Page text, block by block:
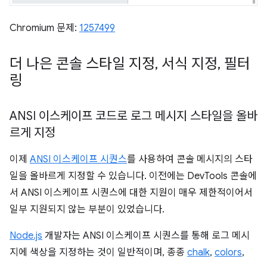
Chromium 문제: 1257499
더 나은 콘솔 스타일 지정, 서식 지정, 필터
링
ANSI 이스케이프 코드로 로그 메시지 스타일을 올바
르게 지정
이제 ANSI 이스케이프 시퀀스를 사용하여 콘솔 메시지의 스타
일을 올바르게 지정할 수 있습니다. 이전에는 DevTools 콘솔에
서 ANSI 이스케이프 시퀀스에 대한 지원이 매우 제한적이어서
일부 지원되지 않는 부분이 있었습니다.
Node.js 개발자는 ANSI 이스케이프 시퀀스를 통해 로그 메시
지에 색상을 지정하는 것이 일반적이며, 종종 chalk, colors,